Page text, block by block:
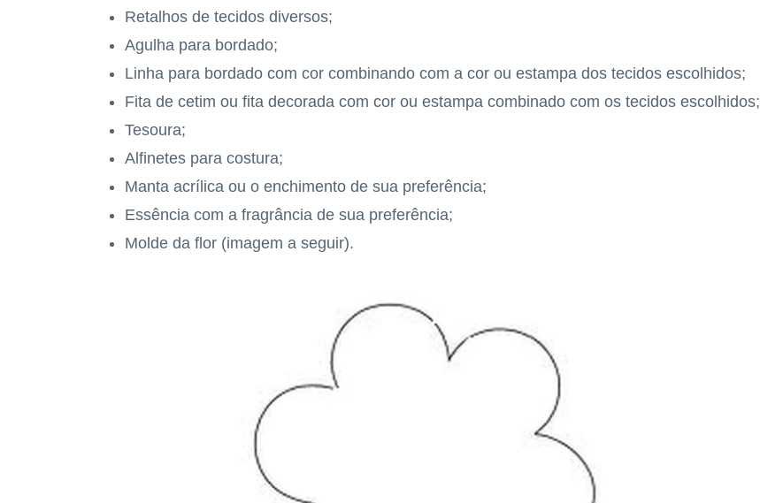
Retalhos de tecidos diversos;
Agulha para bordado;
Linha para bordado com cor combinando com a cor ou estampa dos tecidos escolhidos;
Fita de cetim ou fita decorada com cor ou estampa combinado com os tecidos escolhidos;
Tesoura;
Alfinetes para costura;
Manta acrílica ou o enchimento de sua preferência;
Essência com a fragrância de sua preferência;
Molde da flor (imagem a seguir).